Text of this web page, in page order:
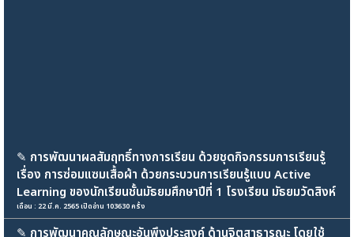
✎ การพัฒนาผลสัมฤทธิ์ทางการเรียน ด้วยชุดกิจกรรมการเรียนรู้
เรื่อง การซ่อมแซมเสื้อผ้า ด้วยกระบวนการเรียนรู้แบบ Active
Learning ของนักเรียนชั้นมัธยมศึกษาปีที่ 1 โรงเรียน มัธยมวัดสิงห์
เดือน : 22 มี.ค. 2565 เปิดอ่าน 103630 ครั้ง